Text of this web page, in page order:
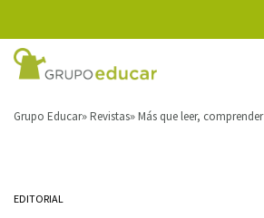
Grupo Educar Revistas Más que leer, comprender
EDITORIAL